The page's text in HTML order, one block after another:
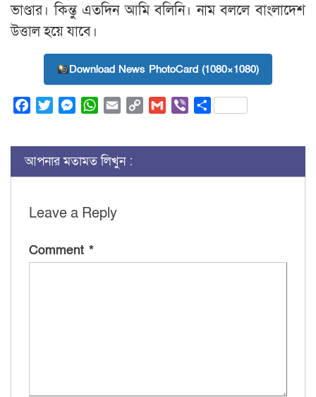
ভাণ্ডার। কিন্তু এতদিন আমি বলিনি। নাম বললে বাংলাদেশ
উত্তাল হয়ে যাবে।
Download News PhotoCard (1080×1080)
FacebookTwitterMessenger
WhatsApp
Email Copy
Gmail ViberShare
আপনার মতামত লিখুন :
Leave a Reply
Comment *